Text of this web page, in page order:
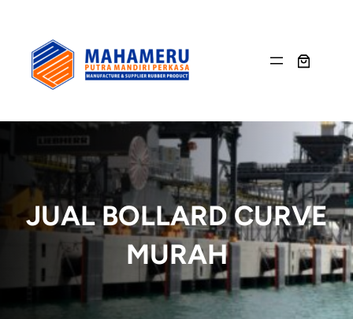
content
JUAL BOLLARD CURVE
MURAH